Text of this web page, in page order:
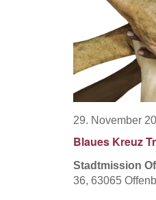
Blaues Kreuz
29. November
Stadtmission
36, 63065